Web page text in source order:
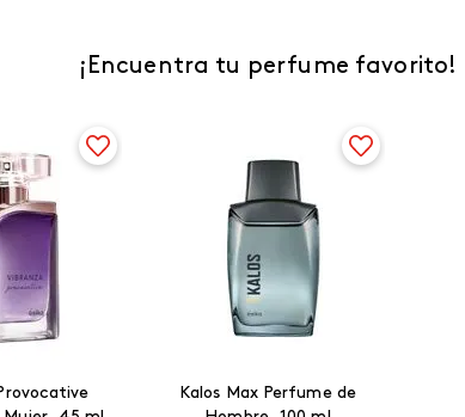
¡Encuentra tu perfume favorito!
Kalos Max Perfume de